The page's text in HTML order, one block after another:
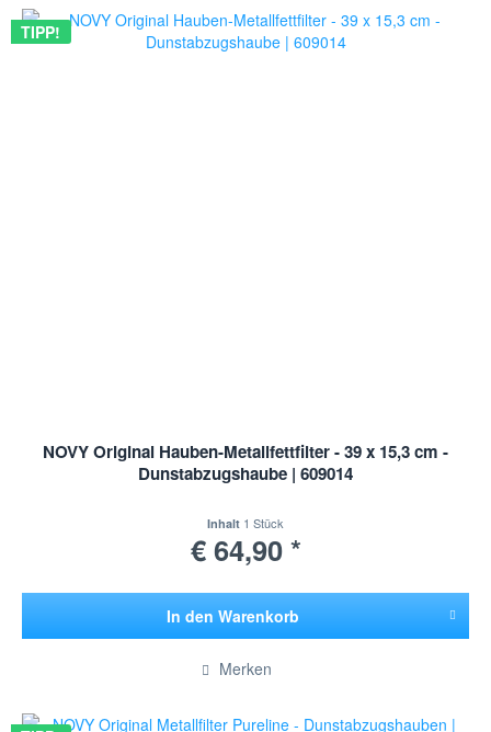
TIPP!
NOVY Original Hauben-Metallfettfilter - 39 x 15,3 cm -
Dunstabzugshaube | 609014
Inhalt 1 Stück
€ 64,90 *
In den Warenkorb
Hinzugefügt
Merken